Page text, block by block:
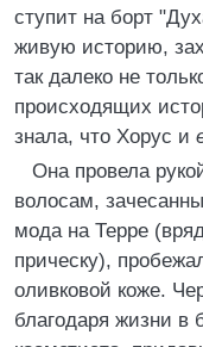
ступит на борт
живую историю,
так далеко не
происходящих
знала, что Хорус и
Она провела
волосам,
мода на Терре
прическу),
оливковой коже.
благодаря жизни в